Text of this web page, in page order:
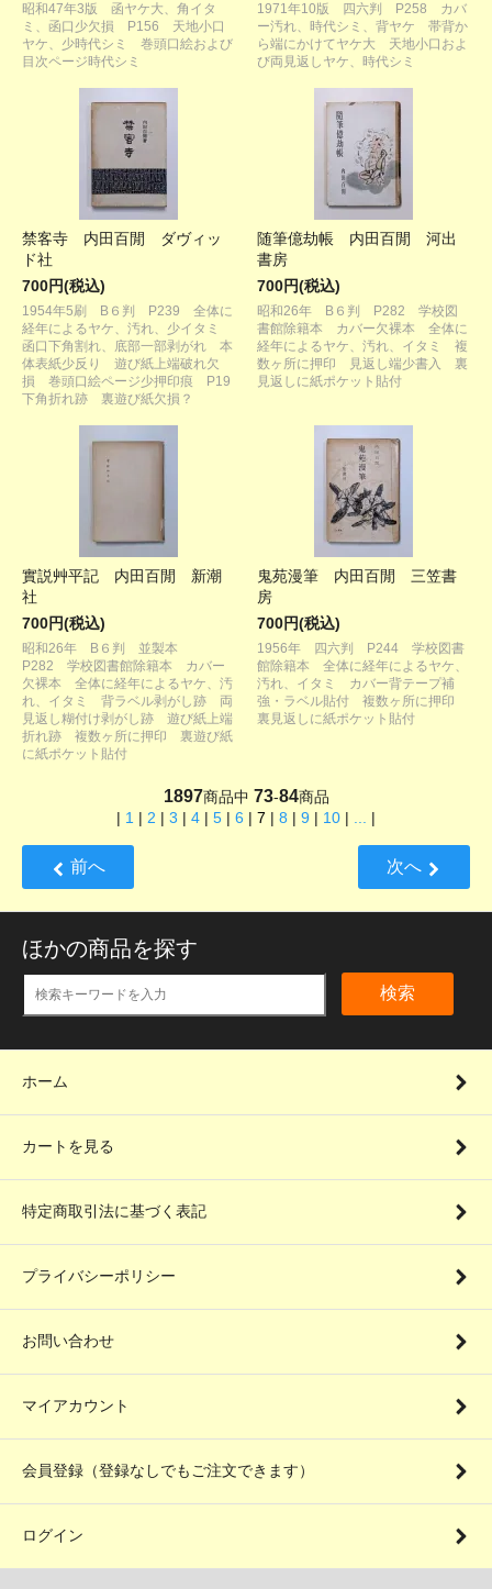
昭和47年3版 函ヤケ大、角イタ
ミ、函口少欠損 P156 天地小口
ヤケ、少時代シミ 巻頭口絵および
目次ページ時代シミ
1971年10版 四六判 P258 カバ
ー汚れ、時代シミ、背ヤケ 帯背か
ら端にかけてヤケ大 天地小口およ
び両見返しヤケ、時代シミ
禁客寺 内田百閒 ダヴィッ
ド社
700円(税込)
1954年5刷 B６判 P239 全体に
経年によるヤケ、汚れ、少イタミ
函口下角割れ、底部一部剥がれ 本
体表紙少反り 遊び紙上端破れ欠
損 巻頭口絵ページ少押印痕 P19
下角折れ跡 裏遊び紙欠損？
随筆億劫帳 内田百閒 河出
書房
700円(税込)
昭和26年 B６判 P282 学校図
書館除籍本 カバー欠裸本 全体に
経年によるヤケ、汚れ、イタミ 複
数ヶ所に押印 見返し端少書入 裏
見返しに紙ポケット貼付
實説艸平記 内田百閒 新潮
社
700円(税込)
昭和26年 B６判 並製本
P282 学校図書館除籍本 カバー
欠裸本 全体に経年によるヤケ、汚
れ、イタミ 背ラベル剥がし跡 両
見返し糊付け剥がし跡 遊び紙上端
折れ跡 複数ヶ所に押印 裏遊び紙
に紙ポケット貼付
鬼苑漫筆 内田百閒 三笠書
房
700円(税込)
1956年 四六判 P244 学校図書
館除籍本 全体に経年によるヤケ、
汚れ、イタミ カバー背テープ補
強・ラベル貼付 複数ヶ所に押印
裏見返しに紙ポケット貼付
1897商品中 73-84商品
| 1 | 2 | 3 | 4 | 5 | 6 | 7 | 8 | 9 | 10 | ... |
前へ 次へ
ほかの商品を探す
検索
ホーム
カートを見る
特定商取引法に基づく表記
プライバシーポリシー
お問い合わせ
マイアカウント
会員登録（登録なしでもご注文できます）
ログイン